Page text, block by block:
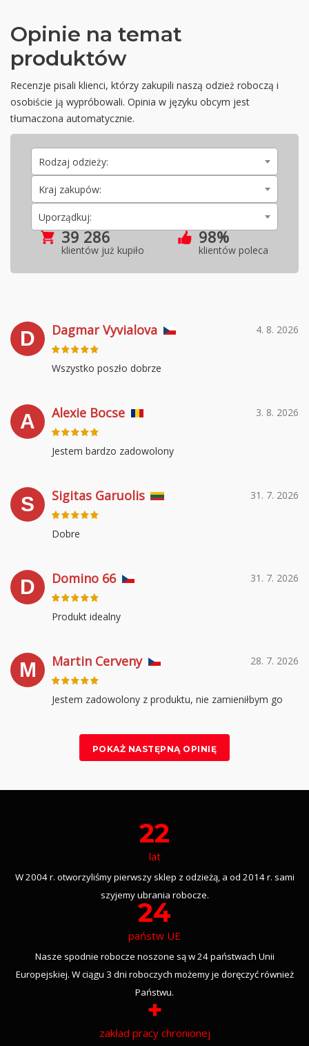
Opinie na temat
produktów
Recenzje pisali klienci, którzy zakupili naszą odzież roboczą i
osobiście ją wypróbowali. Opinia w języku obcym jest
tłumaczona automatycznie.
Rodzaj odzieży:
Kraj zakupów:
Uporządkuj:
39 286
klientów już kupiło
98%
klientów poleca
D 4. 8. 2026
Dagmar Vyvialova
Wszystko poszło dobrze
A 3. 8. 2026
Alexie Bocse
Jestem bardzo zadowolony
S 31. 7. 2026
Sigitas Garuolis
Dobre
D 31. 7. 2026
Domino 66
Produkt idealny
M 28. 7. 2026
Martin Cerveny
Jestem zadowolony z produktu, nie zamieniłbym go
POKAŻ NASTĘPNĄ OPINIĘ
22
lat
W 2004 r. otworzyliśmy pierwszy sklep z odzieżą, a od 2014 r. sami
szyjemy ubrania robocze.
24
państw UE
Nasze spodnie robocze noszone są w 24 państwach Unii
Europejskiej. W ciągu 3 dni roboczych możemy je doręczyć również
Państwu.
+
zakład pracy chronionej